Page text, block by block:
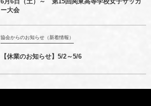
ー大会
協会からのお知らせ（新着情報）
【休業のお知らせ】5/2～5/6